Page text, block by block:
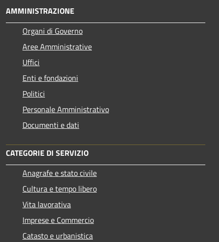
AMMINISTRAZIONE
Organi di Governo
Aree Amministrative
Uffici
Enti e fondazioni
Politici
Personale Amministrativo
Documenti e dati
CATEGORIE DI SERVIZIO
Anagrafe e stato civile
Cultura e tempo libero
Vita lavorativa
Imprese e Commercio
Catasto e urbanistica